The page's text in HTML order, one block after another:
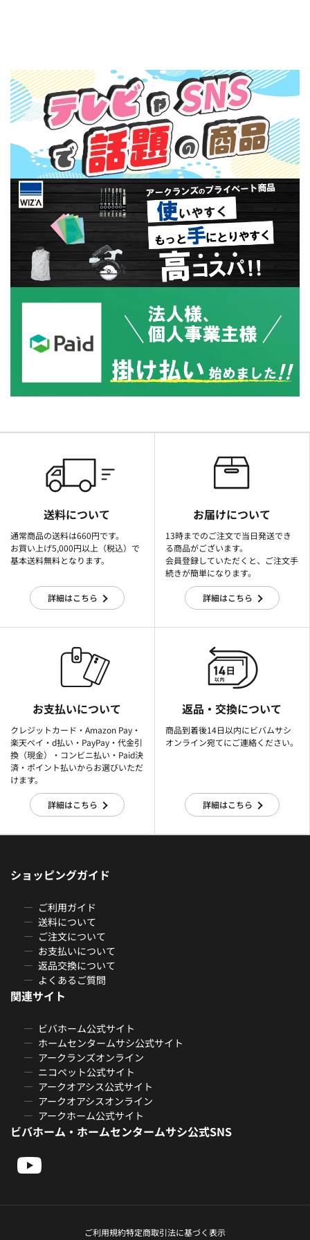
送料について
通常商品の送料は660円です。
お買い上げ5,000円以上（税込）で
基本送料無料となります。
詳細はこちら
お届けについて
13時までのご注文で当日発送でき
る商品がございます。
会員登録していただくと、ご注文手
続きが簡単になります。
詳細はこちら
お支払いについて
クレジットカード・Amazon Pay・
楽天ぺイ・d払い・PayPay・代金引
換（現金）・コンビニ払い・Paid決
済・ポイント払いからお選びいただ
けます。
詳細はこちら
返品・交換について
商品到着後14日以内にビバムサシ
オンライン宛てにご連絡ください。
詳細はこちら
ショッピングガイド
ご利用ガイド
送料について
ご注文について
お支払いについて
返品交換について
よくあるご質問
関連サイト
ビバホーム公式サイト
ホームセンタームサシ公式サイト
アークランズオンライン
ニコペット公式サイト
アークオアシス公式サイト
アークオアシスオンライン
アークホーム公式サイト
ビバホーム・ホームセンタームサシ公式SNS
ご利用規約特定商取引法に基づく表示